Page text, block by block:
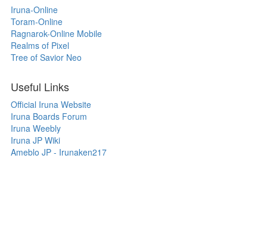
Iruna-Online
Toram-Online
Ragnarok-Online Mobile
Realms of Pixel
Tree of Savior Neo
Useful Links
Official Iruna Website
Iruna Boards Forum
Iruna Weebly
Iruna JP Wiki
Ameblo JP - Irunaken217